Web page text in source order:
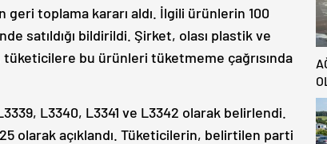
toplama kararı aldı. İlgili ürünlerin 100
satıldığı bildirildi. Şirket, olası plastik ve
tüketicilere bu ürünleri tüketmeme çağrısında
L3340, L3341 ve L3342 olarak belirlendi.
olarak açıklandı. Tüketicilerin, belirtilen parti